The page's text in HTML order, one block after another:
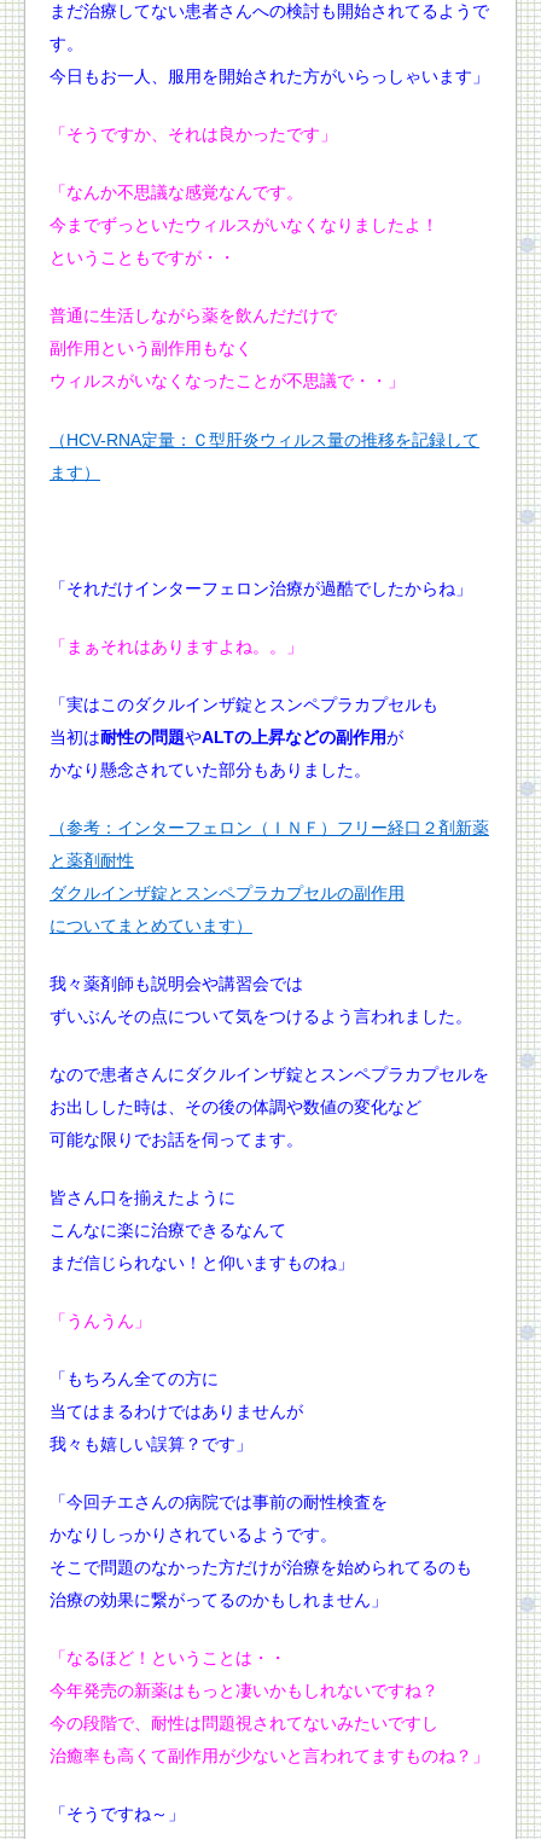
まだ治療してない患者さんへの検討も開始されてるようで
す。
今日もお一人、服用を開始された方がいらっしゃいます」
「そうですか、それは良かったです」
「なんか不思議な感覚なんです。
今までずっといたウィルスがいなくなりましたよ！
ということもですが・・
普通に生活しながら薬を飲んだだけで
副作用という副作用もなく
ウィルスがいなくなったことが不思議で・・」
（HCV-RNA定量：Ｃ型肝炎ウィルス量の推移を記録して
ます）
「それだけインターフェロン治療が過酷でしたからね」
「まぁそれはありますよね。。」
「実はこのダクルインザ錠とスンペプラカプセルも
当初は耐性の問題やALTの上昇などの副作用が
かなり懸念されていた部分もありました。
（参考：インターフェロン（ＩＮＦ）フリー経口２剤新薬
と薬剤耐性
ダクルインザ錠とスンペプラカプセルの副作用
についてまとめています）
我々薬剤師も説明会や講習会では
ずいぶんその点について気をつけるよう言われました。
なので患者さんにダクルインザ錠とスンペプラカプセルを
お出しした時は、その後の体調や数値の変化など
可能な限りでお話を伺ってます。
皆さん口を揃えたように
こんなに楽に治療できるなんて
まだ信じられない！と仰いますものね」
「うんうん」
「もちろん全ての方に
当てはまるわけではありませんが
我々も嬉しい誤算？です」
「今回チエさんの病院では事前の耐性検査を
かなりしっかりされているようです。
そこで問題のなかった方だけが治療を始められてるのも
治療の効果に繋がってるのかもしれません」
「なるほど！ということは・・
今年発売の新薬はもっと凄いかもしれないですね？
今の段階で、耐性は問題視されてないみたいですし
治癒率も高くて副作用が少ないと言われてますものね？」
「そうですね～」